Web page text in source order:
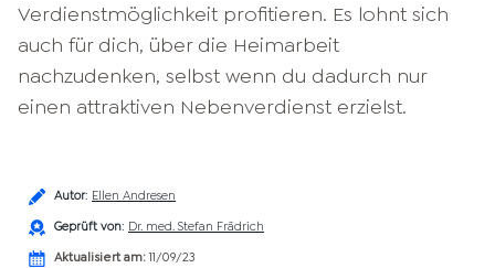
Verdienstmöglichkeit profitieren. Es lohnt sich
auch für dich, über die Heimarbeit
nachzudenken, selbst wenn du dadurch nur
einen attraktiven Nebenverdienst erzielst.
Autor: Ellen Andresen
Geprüft von: Dr. med. Stefan Frädrich
Aktualisiert am: 11/09/23